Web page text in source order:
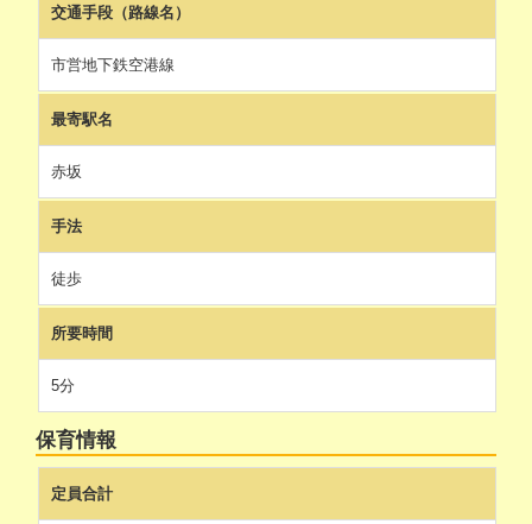
交通手段（路線名）
市営地下鉄空港線
最寄駅名
赤坂
手法
徒歩
所要時間
5分
保育情報
定員合計